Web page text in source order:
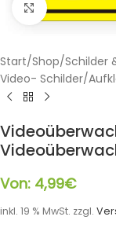
Klicken zum
Start/Shop/Schilder
Video- Schilder/
Von: 4,99€
inkl. 19 % MwSt. zzgl.